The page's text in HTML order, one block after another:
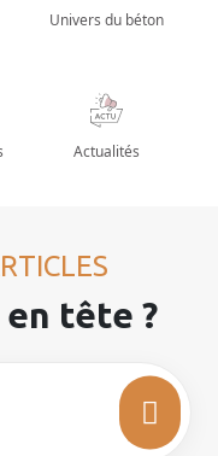
Univers du béton
Actualités
tête ?